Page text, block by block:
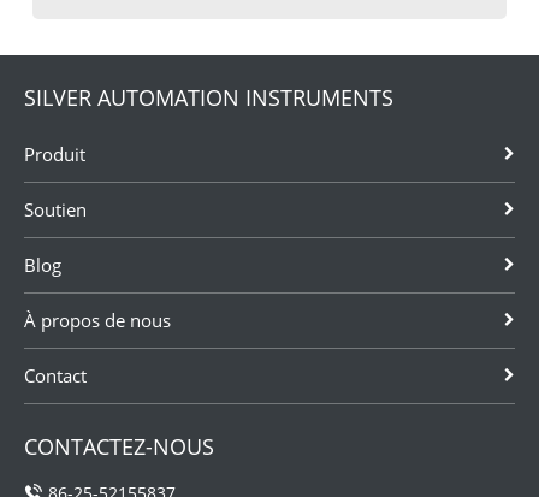
SILVER AUTOMATION INSTRUMENTS
Produit
Soutien
Blog
À propos de nous
Contact
CONTACTEZ-NOUS